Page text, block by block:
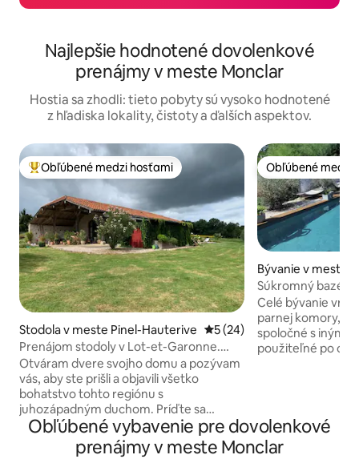
Najlepšie hodnotené dovolenkové
prenájmy v meste Monclar
Hostia sa zhodli: tieto pobyty sú vysoko hodnotené
z hľadiska lokality, čistoty a ďalších aspektov.
Najobľúbenejšie medzi hosťami
Obľúbené medzi hosťami
Stodola v meste Pinel-Hauterive Priemerné ohodnotenie 5
5 (24)
Prenájom stodoly v Lot-et-Garonne.
Max. 8 lôžok
Otváram dvere svojho domu a pozývam
vás, aby ste prišli a objavili všetko
bohatstvo tohto regiónu s
juhozápadným duchom. Príďte sa
podeliť o naše odborné znalosti a
odborné znalosti podľa svojich želaní: -
Golf - Turistika alebo cyklistika - Rybolov
Obľúbené medzi
Obľúbené medzi
Bývanie v meste
Súkromný bazén
Sky House Agen
Celé bývanie
parnej komory,
spoločné s inými
použiteľné po
konca októbra.
upratanie, ako
bielizne, uterákov
Obľúbené vybavenie pre dovolenkové
prenájmy v meste Monclar